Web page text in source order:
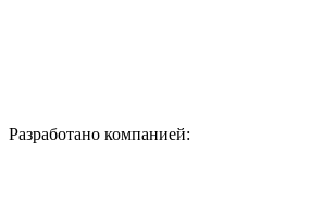
Разработано компанией: